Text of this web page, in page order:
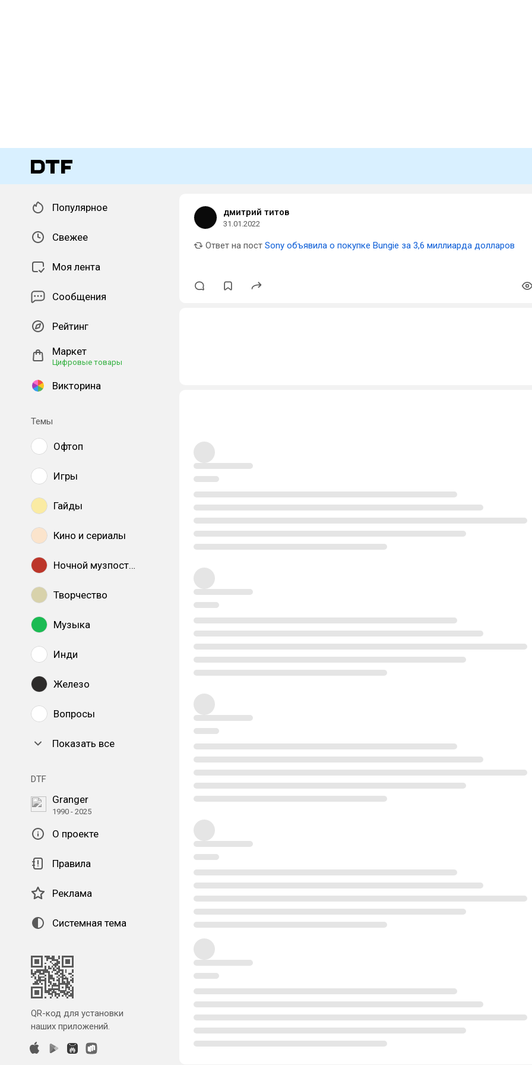
Популярное
Свежее
Моя лента
Сообщения
Рейтинг
Маркет
Цифровые товары
Викторина
Темы
Офтоп
Игры
Гайды
Кино и сериалы
Ночной музпостинг
Творчество
Музыка
Инди
Железо
Вопросы
Показать все
DTF
Granger
1990 - 2025
О проекте
Правила
Реклама
Системная тема
QR-код для установки
наших приложений.
дмитрий титов
31.01.2022
Ответ на пост Sony объявила о покупке Bungie за 3,6 миллиарда долларов